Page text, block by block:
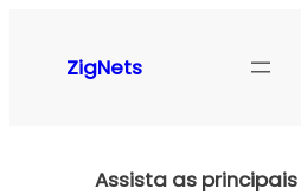
ZigNets
Assista as